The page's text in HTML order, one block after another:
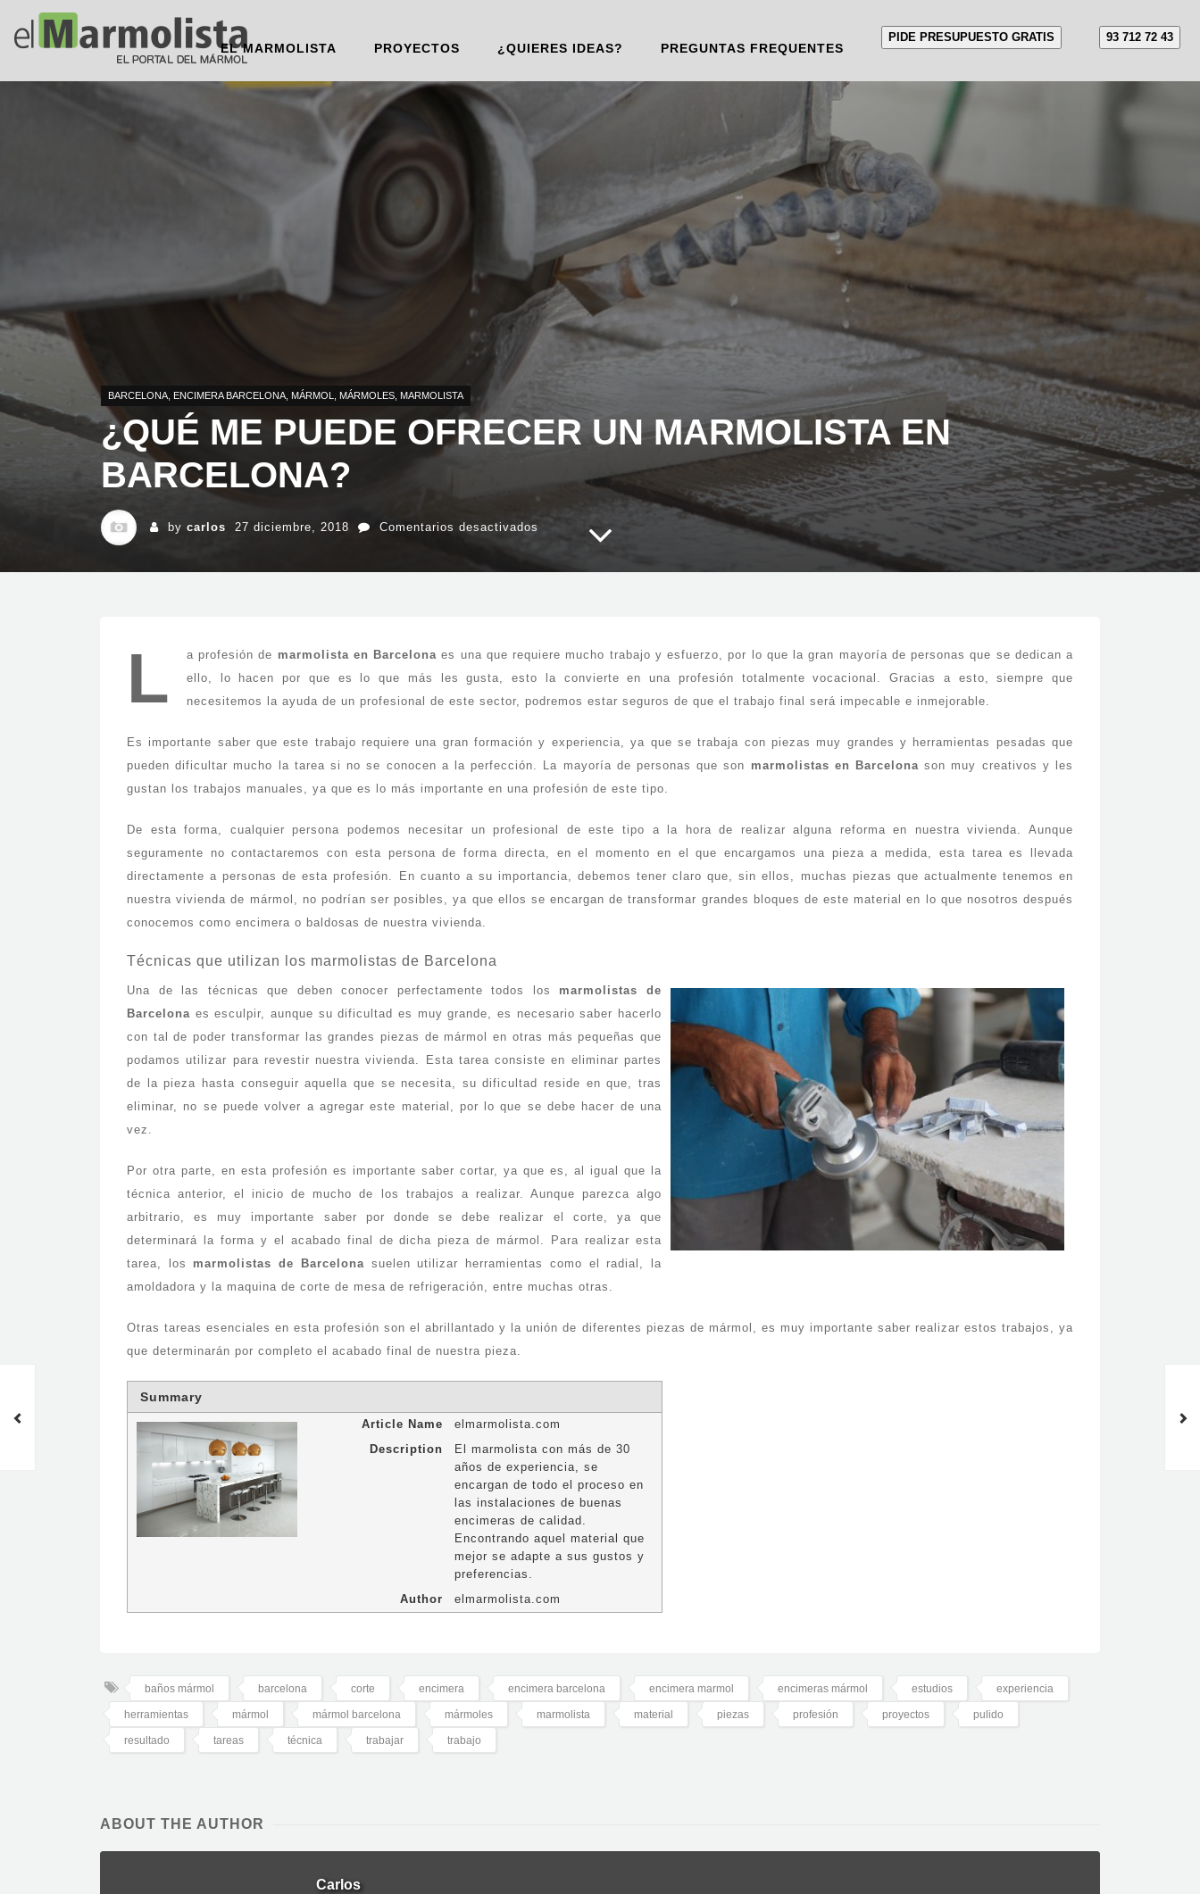
EL MARMOLISTA PROYECTOS ¿QUIERES IDEAS? PREGUNTAS FREQUENTES
PIDE PRESUPUESTO GRATIS 93 712 72 43
BARCELONA ENCIMERA BARCELONA MÁRMOL MÁRMOLES MARMOLISTA
¿QUÉ ME PUEDE OFRECER UN MARMOLISTA EN
BARCELONA?
by carlos 27 diciembre, 2018 Comentarios desactivados
ofrecer
Escoger la mejor encimera de
Barcelona
L a profesión de marmolista en Barcelona es una que requiere mucho trabajo y esfuerzo, por lo que la gran mayoría de personas que se dedican a
ello, lo hacen por que es lo que más les gusta, esto la convierte en una profesión totalmente vocacional. Gracias a esto, siempre que
necesitemos la ayuda de un profesional de este sector, podremos estar seguros de que el trabajo final será impecable e inmejorable.
Es importante saber que este trabajo requiere una gran formación y experiencia, ya que se trabaja con piezas muy grandes y herramientas pesadas que
pueden dificultar mucho la tarea si no se conocen a la perfección. La mayoría de personas que son marmolistas en Barcelona son muy creativos y les
gustan los trabajos manuales, ya que es lo más importante en una profesión de este tipo.
De esta forma, cualquier persona podemos necesitar un profesional de este tipo a la hora de realizar alguna reforma en nuestra vivienda. Aunque
seguramente no contactaremos con esta persona de forma directa, en el momento en el que encargamos una pieza a medida, esta tarea es llevada
directamente a personas de esta profesión. En cuanto a su importancia, debemos tener claro que, sin ellos, muchas piezas que actualmente tenemos en
nuestra vivienda de mármol, no podrían ser posibles, ya que ellos se encargan de transformar grandes bloques de este material en lo que nosotros después
conocemos como encimera o baldosas de nuestra vivienda.
Técnicas que utilizan los marmolistas de Barcelona
Una de las técnicas que deben conocer perfectamente todos los marmolistas de
Barcelona es esculpir, aunque su dificultad es muy grande, es necesario saber hacerlo
con tal de poder transformar las grandes piezas de mármol en otras más pequeñas que
podamos utilizar para revestir nuestra vivienda. Esta tarea consiste en eliminar partes
de la pieza hasta conseguir aquella que se necesita, su dificultad reside en que, tras
eliminar, no se puede volver a agregar este material, por lo que se debe hacer de una
vez.
Por otra parte, en esta profesión es importante saber cortar, ya que es, al igual que la
técnica anterior, el inicio de mucho de los trabajos a realizar. Aunque parezca algo
arbitrario, es muy importante saber por donde se debe realizar el corte, ya que
determinará la forma y el acabado final de dicha pieza de mármol. Para realizar esta
tarea, los marmolistas de Barcelonasuelen utilizar herramientas como el radial, la
amoldadora y la maquina de corte de mesa de refrigeración, entre muchas otras.
Otras tareas esenciales en esta profesión son el abrillantado y la unión de diferentes piezas de mármol, es muy importante saber realizar estos trabajos, ya
que determinarán por completo el acabado final de nuestra pieza.
Summary
Article Name
elmarmolista.com
Description
El marmolista con más de 30
años de experiencia, se
encargan de todo el proceso en
las instalaciones de buenas
encimeras de calidad.
Encontrando aquel material que
mejor se adapte a sus gustos y
preferencias.
Author
elmarmolista.com
baños mármol barcelona corte encimera encimera barcelona encimera marmol encimeras mármol estudios experiencia
herramientas mármol mármol barcelona mármoles marmolista material piezas profesión proyectos pulido
resultado tareas técnica trabajar trabajo
ABOUT THE AUTHOR
Carlos